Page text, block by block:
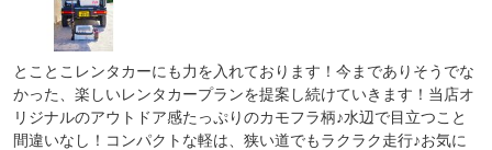
とことこレンタカーにも力を入れております！今までありそうでな
かった、楽しいレンタカープランを提案し続けていきます！当店オ
リジナルのアウトドア感たっぷりのカモフラ柄♪水辺で目立つこと
間違いなし！コンパクトな軽は、狭い道でもラクラク走行♪お気に